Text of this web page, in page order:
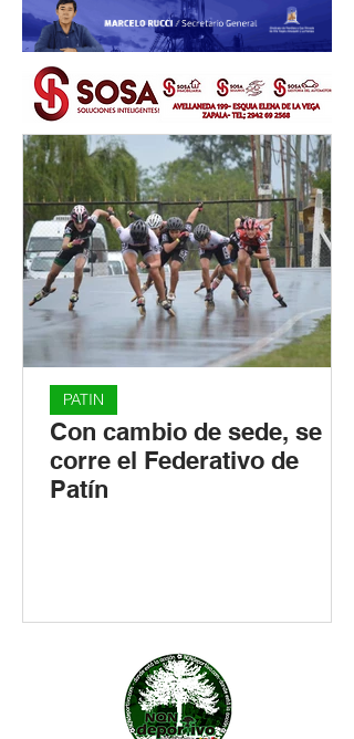
Con cambio de sede, se
corre el Federativo de
Patín
PATIN